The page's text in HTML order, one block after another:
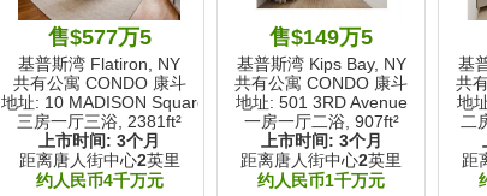
售$577万5
基普斯湾 Flatiron, NY
共有公寓 CONDO 康斗
地址: 10 MADISON Square W
三房一厅三浴, 2381ft²
上市时间:3个月
距离唐人街中心2英里
约人民币4千万元
售$149万5
基普斯湾 Kips Bay, NY
共有公寓 CONDO 康斗
地址: 501 3RD Avenue
一房一厅二浴, 907ft²
上市时间: 3个月
距离唐人街中心2英里
约人民币1千万元
基
共
地
二
距